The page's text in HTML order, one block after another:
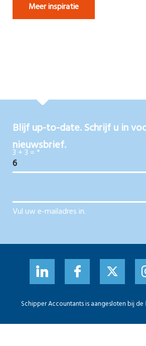
Meer inspiratie
Blijf up-to-date. Schrijf u in
nieuwsbrief.
3 + 3 = *
Vul uw e-mailadres in.
Schipper Accountants is aangesloten bij de